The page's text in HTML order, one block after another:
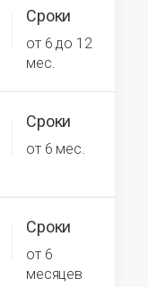
Сроки
от 6 до 12
мес.
Сроки
от 6 мес.
Сроки
от 6
месяцев